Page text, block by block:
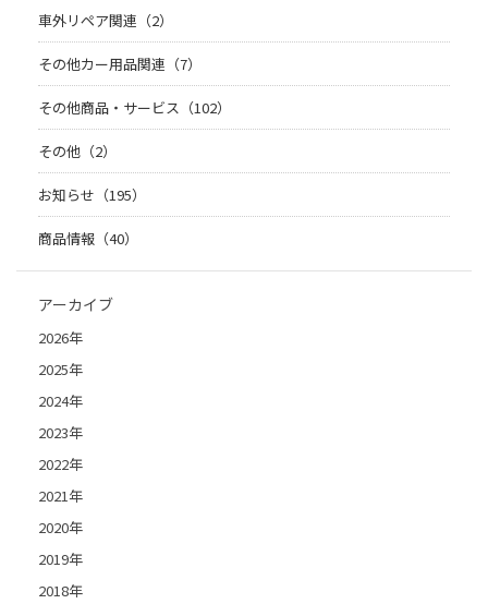
車外リペア関連（2）
その他カー用品関連（7）
その他商品・サービス（102）
その他（2）
お知らせ（195）
商品情報（40）
アーカイブ
2026年
2025年
2024年
2023年
2022年
2021年
2020年
2019年
2018年